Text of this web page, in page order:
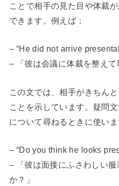
ことで相手の見た目や体裁
できます。例えば：
– “He did not arrive
– 「彼は会議に体裁を整えて
この文では、相手がきちん
ことを示しています。疑問
について尋ねるときに使いま
– “Do you think he looks
– 「彼は面接にふさわしい
か？」